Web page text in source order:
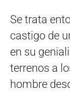
Se trata
castigo de
en su
terrenos a
hombre